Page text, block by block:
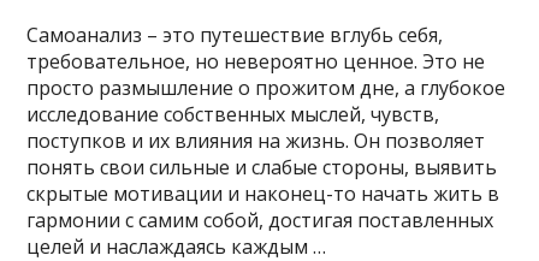
Самоанализ – это путешествие вглубь себя,
требовательное, но невероятно ценное. Это не
просто размышление о прожитом дне, а глубокое
исследование собственных мыслей, чувств,
поступков и их влияния на жизнь. Он позволяет
понять свои сильные и слабые стороны, выявить
скрытые мотивации и наконец-то начать жить в
гармонии с самим собой, достигая поставленных
целей и наслаждаясь каждым …